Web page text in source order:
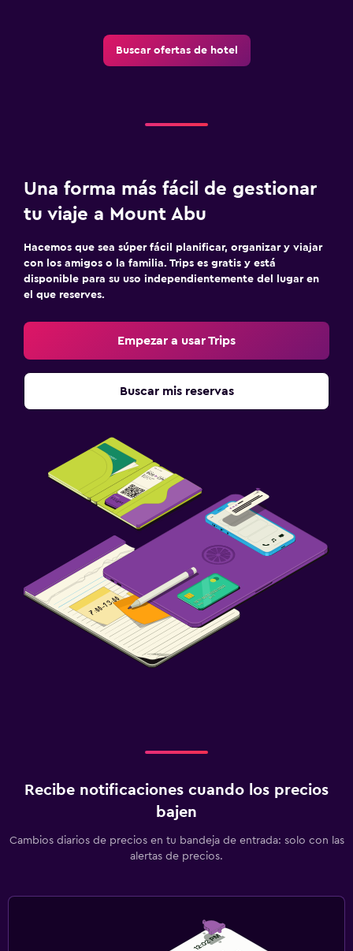
Estacionamiento privado
Sistema de entretenimiento
TV de pantalla plana
TV por cable o vía satélite
Unidad ubicada en la planta baja
Plantas superiores accesibles por escaleras
Habitación
Enchufe cerca de la cama
Zona de trabajo
Fax/fotocopiadora
Buscar ofertas de hotel
Una forma más fácil de gestionar
tu viaje a Mount Abu
Hacemos que sea súper fácil planificar, organizar y viajar
con los amigos o la familia. Trips es gratis y está
disponible para su uso independientemente del lugar en
el que reserves.
Empezar a usar Trips
Buscar mis reservas
Recibe notificaciones cuando los precios
bajen
Cambios diarios de precios en tu bandeja de entrada: solo con las
alertas de precios.